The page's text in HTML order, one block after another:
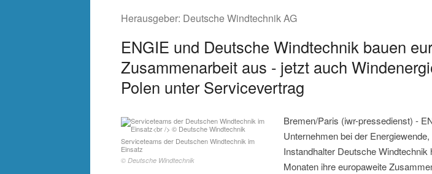
Herausgeber: Deutsche Windtechnik AG
ENGIE und Deutsche Windtechnik bauen
Zusammenarbeit aus - jetzt auch
Polen unter Servicevertrag
Serviceteams der Deutschen Windtechnik im
Einsatz
© Deutsche Windtechnik
Bremen/Paris (iwr-pressedienst) -
Unternehmen bei der
Instandhalter Deutsche Windtechnik
Monaten ihre europaweite